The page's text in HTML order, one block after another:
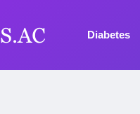
Diabetes